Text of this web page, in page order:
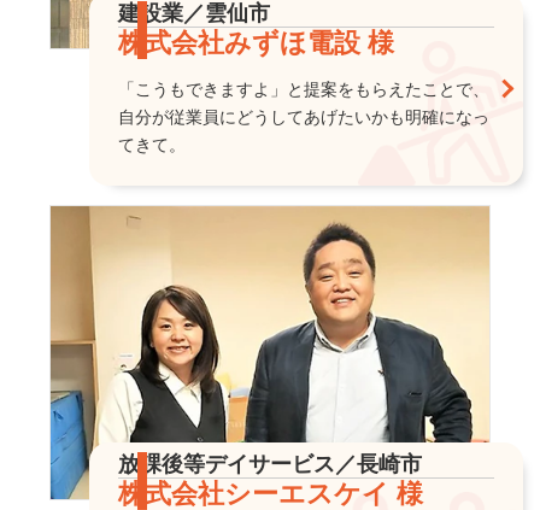
建設業／雲仙市
株式会社みずほ電設 様
「こうもできますよ」と提案をもらえたことで、
自分が従業員にどうしてあげたいかも明確になっ
てきて。
放課後等デイサービス／長崎市
株式会社シーエスケイ 様